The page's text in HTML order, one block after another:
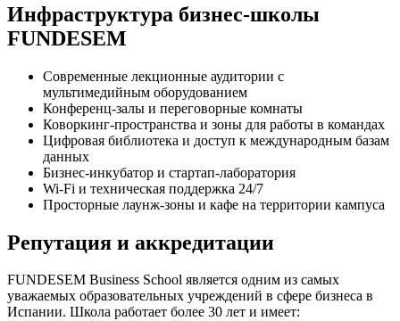
Инфраструктура бизнес-школы
FUNDESEM
Современные лекционные аудитории с
мультимедийным оборудованием
Конференц-залы и переговорные комнаты
Коворкинг-пространства и зоны для работы в командах
Цифровая библиотека и доступ к международным базам
данных
Бизнес-инкубатор и стартап-лаборатория
Wi-Fi и техническая поддержка 24/7
Просторные лаунж-зоны и кафе на территории кампуса
Репутация и аккредитации
FUNDESEM Business School является одним из самых
уважаемых образовательных учреждений в сфере бизнеса в
Испании. Школа работает более 30 лет и имеет: